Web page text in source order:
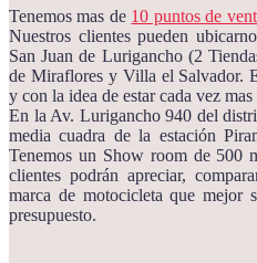
Tenemos mas de 10 puntos de
Nuestros clientes pueden
San Juan de Lurigancho (2
de Miraflores y Villa el Salvador.
y con la idea de estar cada vez
En la Av. Lurigancho 940 del
media cuadra de la estación
Tenemos un Show room de 500
clientes podrán apreciar,
marca de motocicleta que mejor
presupuesto.